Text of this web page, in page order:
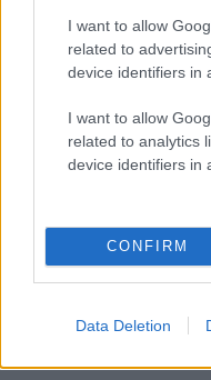
I want to allow
related to
device identifiers in
I want to allow
related to analytics
device identifiers in
CONFIRM
Data Deletion